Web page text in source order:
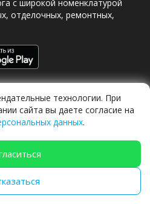
с широкой номенклатурой
отделочных, ремонтных,
даете согласие на
🍐Груша
технологии. При
сайта вы даете согласие на
данных.